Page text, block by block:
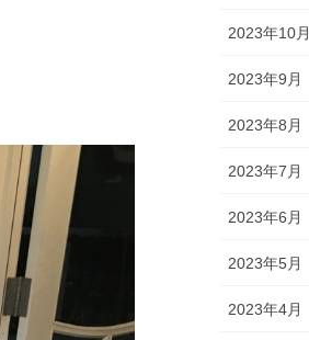
2023年10月
2023年9月
2023年8月
2023年7月
2023年6月
2023年5月
2023年4月